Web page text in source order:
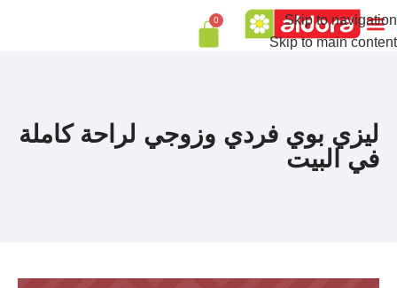
Skip to navigation
Skip to main content
0
ليزي بوي فردي وزوجي لراحة كاملة
في البيت